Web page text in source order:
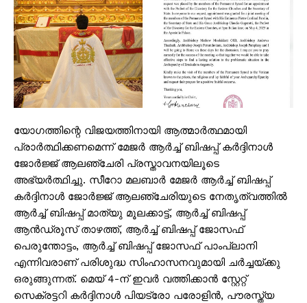
യോഗത്തിന്റെ വിജയത്തിനായി ആത്മാർത്ഥമായി
പ്രാർത്ഥിക്കണമെന്ന് മേജര്‍ ആര്‍ച്ച് ബിഷപ്പ് കര്‍ദ്ദിനാള്‍
ജോര്‍ജ്ജ് ആലഞ്ചേരി പ്രസ്താവനയിലൂടെ
അഭ്യര്‍ത്ഥിച്ചു. സീറോ മലബാര്‍ മേജര്‍ ആര്‍ച്ച് ബിഷപ്പ്
കര്‍ദ്ദിനാള്‍ ജോര്‍ജ്ജ് ആലഞ്ചേരിയുടെ നേതൃത്വത്തില്‍
ആർച്ച് ബിഷപ്പ് മാത്യു മൂലക്കാട്ട്, ആർച്ച് ബിഷപ്പ്
ആൻഡ്രൂസ് താഴത്ത്, ആർച്ച് ബിഷപ്പ് ജോസഫ്
പെരുന്തോട്ടം, ആർച്ച് ബിഷപ്പ് ജോസഫ് പാംപ്ലാനി
എന്നിവരാണ് പരിശുദ്ധ സിംഹാസനവുമായി ചര്‍ച്ചയ്ക്കു
ഒരുങ്ങുന്നത്. മെയ് 4-ന് ഇവര്‍ വത്തിക്കാന്‍ സ്റ്റേറ്റ്
സെക്രട്ടറി കർദ്ദിനാൾ പിയട്രോ പരോളിൻ, പൗരസ്ത്യ